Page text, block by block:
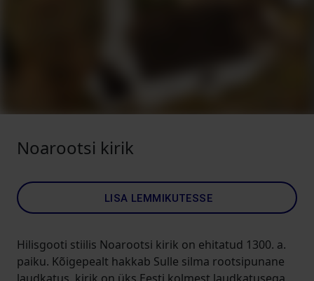
Noarootsi kirik
LISA LEMMIKUTESSE
Hilisgooti stiilis Noarootsi kirik on ehitatud 1300. a.
paiku. Kõigepealt hakkab Sulle silma rootsipunane